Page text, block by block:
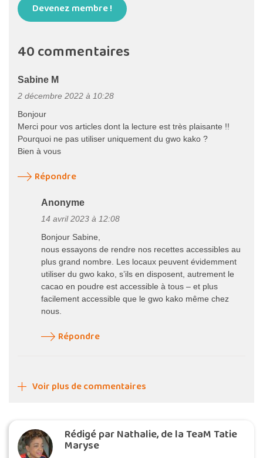
Devenez membre !
40 commentaires
Sabine M
2 décembre 2022 à 10:28
Bonjour
Merci pour vos articles dont la lecture est très plaisante !!
Pourquoi ne pas utiliser uniquement du gwo kako ?
Bien à vous
Répondre
Anonyme
14 avril 2023 à 12:08
Bonjour Sabine,
nous essayons de rendre nos recettes accessibles au
plus grand nombre. Les locaux peuvent évidemment
utiliser du gwo kako, s’ils en disposent, autrement le
cacao en poudre est accessible à tous – et plus
facilement accessible que le gwo kako même chez
nous.
Répondre
Voir plus de commentaires
Rédigé par Nathalie, de la TeaM Tatie
Maryse